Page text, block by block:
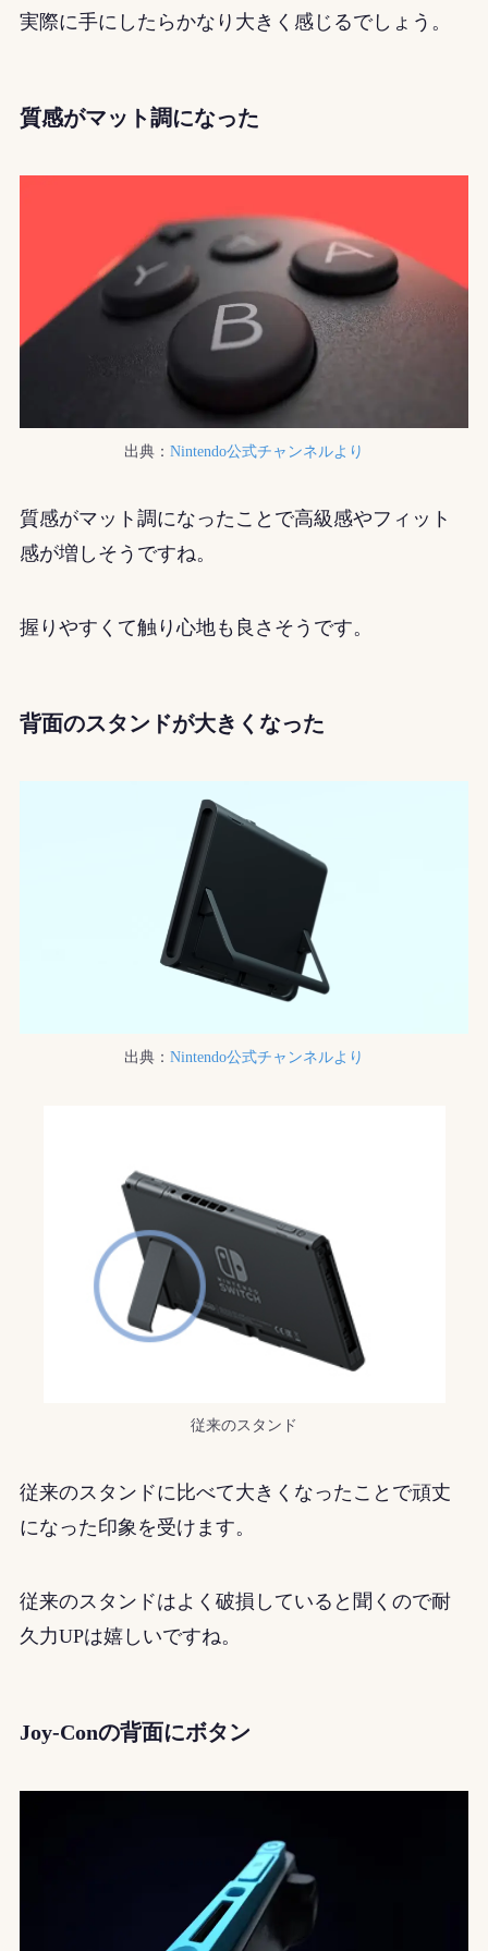
実際に手にしたらかなり大きく感じるでしょう。
質感がマット調になった
出典： Nintendo公式チャンネルより
質感がマット調になったことで高級感やフィット
感が増しそうですね。
握りやすくて触り心地も良さそうです。
背面のスタンドが大きくなった
出典： Nintendo公式チャンネルより
従来のスタンド
従来のスタンドに比べて大きくなったことで頑丈
になった印象を受けます。
従来のスタンドはよく破損していると聞くので耐
久力UPは嬉しいですね。
Joy-Conの背面にボタン